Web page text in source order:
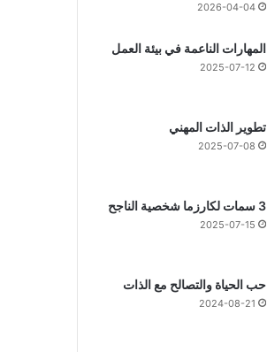
2026-04-04
المهارات الناعمة في بيئة العمل
2025-07-12
تطوير الذات المهني
2025-07-08
3 سمات لكارزما شخصية الناجح
2025-07-15
حب الحياة والتصالح مع الذات
2024-08-21